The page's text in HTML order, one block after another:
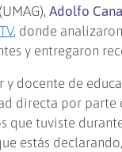
Adolfo
, donde
y entregaron
y docente de
directa por parte
que tuviste
estás